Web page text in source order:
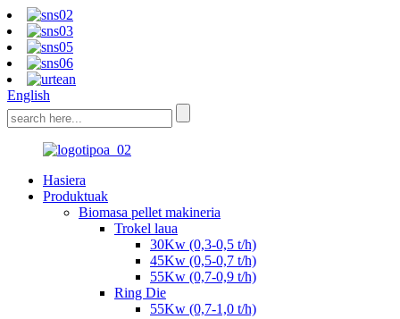
English
Hasiera
Produktuak
Biomasa pellet makineria
Trokel laua
30Kw (0,3-0,5 t/h)
45Kw (0,5-0,7 t/h)
55Kw (0,7-0,9 t/h)
Ring Die
55Kw (0,7-1,0 t/h)